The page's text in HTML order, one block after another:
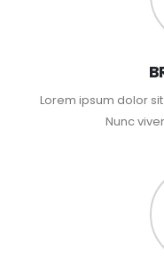
Lorem ipsum dolor
Nunc